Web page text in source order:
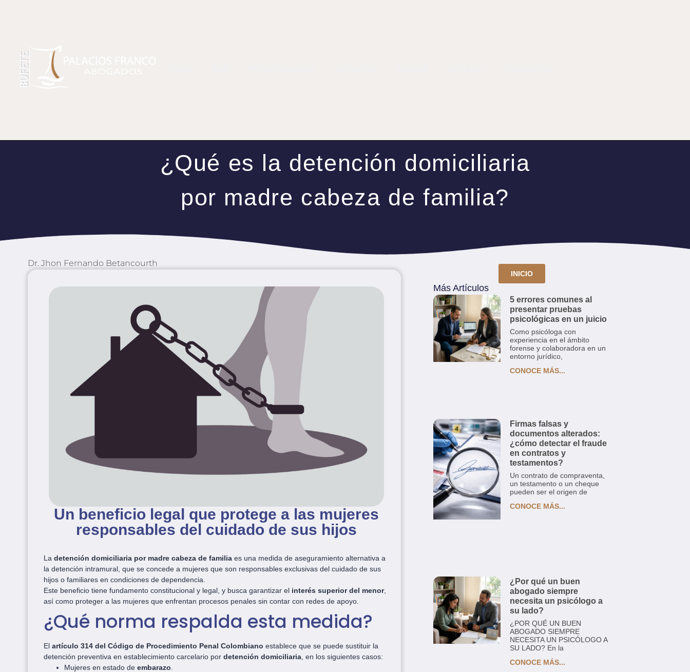
¿Qué es la detención domiciliaria
por madre cabeza de familia?
Dr. Jhon Fernando Betancourth
Un beneficio legal que protege a las mujeres
responsables del cuidado de sus hijos
La detención domiciliaria por madre cabeza de familiaes una medida de aseguramiento alternativa a
la detención intramural, que se concede a mujeres que son responsables exclusivas del cuidado de sus
hijos o familiares en condiciones de dependencia.
Este beneficio tiene fundamento constitucional y legal, y busca garantizar el interés superior del menor,
así como proteger a las mujeres que enfrentan procesos penales sin contar con redes de apoyo.
¿Qué norma respalda esta medida?
El artículo 314 del Código de Procedimiento Penal Colombiano establece que se puede sustituir la
detención preventiva en establecimiento carcelario por detención domiciliaria, en los siguientes casos:
Mujeres en estado de embarazo
INICIO
Más Artículos
5 errores comunes al
presentar pruebas
psicológicas en un juicio
Como psicóloga con
experiencia en el ámbito
forense y colaboradora en un
entorno jurídico,
CONOCE MÁS...
Firmas falsas y
documentos alterados:
¿cómo detectar el fraude
en contratos y
testamentos?
Un contrato de compraventa,
un testamento o un cheque
pueden ser el origen de
CONOCE MÁS...
¿Por qué un buen
abogado siempre
necesita un psicólogo a
su lado?
¿POR QUÉ UN BUEN
ABOGADO SIEMPRE
NECESITA UN PSICÓLOGO A
SU LADO? En la
CONOCE MÁS...